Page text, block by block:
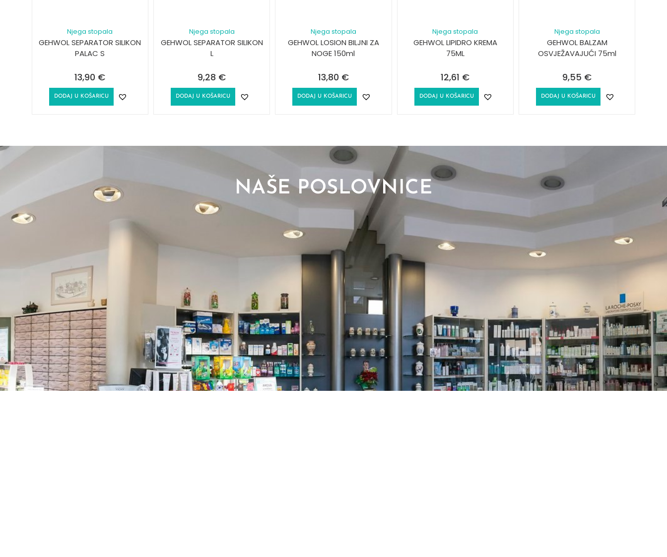
Njega stopala
GEHWOL SEPARATOR SILIKON
PALAC S
13,90 €
DODAJ U KOŠARICU
Njega stopala
GEHWOL SEPARATOR SILIKON
L
9,28 €
DODAJ U KOŠARICU
Njega stopala
GEHWOL LOSION BILJNI ZA
NOGE 150ml
13,80 €
DODAJ U KOŠARICU
Njega stopala
GEHWOL LIPIDRO KREMA
75ML
12,61 €
DODAJ U KOŠARICU
Njega stopala
GEHWOL BALZAM
OSVJEŽAVAJUĆI 75ml
9,55 €
DODAJ U KOŠARICU
NAŠE POSLOVNICE